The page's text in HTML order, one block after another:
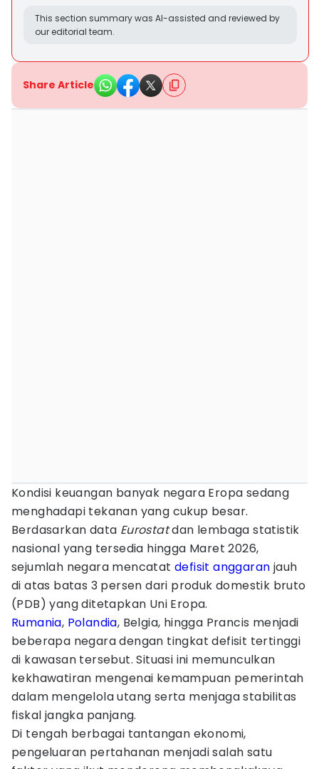
This section summary was AI-assisted and reviewed by
our editorial team.
Share Article
Kondisi keuangan banyak negara Eropa sedang
menghadapi tekanan yang cukup besar.
Berdasarkan data Eurostatdan lembaga statistik
nasional yang tersedia hingga Maret 2026,
sejumlah negara mencatat defisit anggaran jauh
di atas batas 3 persen dari produk domestik bruto
(PDB) yang ditetapkan Uni Eropa.
Rumania, Polandia, Belgia, hingga Prancis menjadi
beberapa negara dengan tingkat defisit tertinggi
di kawasan tersebut. Situasi ini memunculkan
kekhawatiran mengenai kemampuan pemerintah
dalam mengelola utang serta menjaga stabilitas
fiskal jangka panjang.
Di tengah berbagai tantangan ekonomi,
pengeluaran pertahanan menjadi salah satu